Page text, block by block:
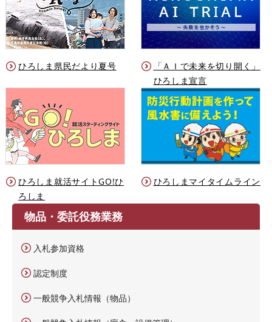
ひろしま県民だより夏号
「ＡＩで未来を切り開く」
ひろしま宣言
ひろしま就活サイトGO!ひ
ろしま
ひろしまマイタイムライン
物品・委託役務業務
入札参加資格
認定制度
一般競争入札情報（物品）